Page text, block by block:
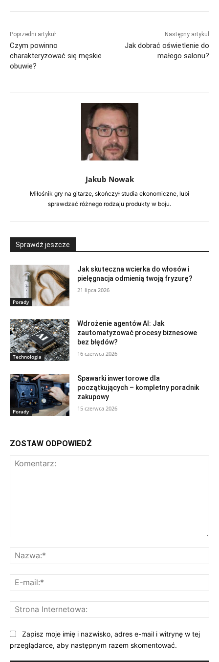
Poprzedni artykuł
Czym powinno
charakteryzować się męskie
obuwie?
Następny artykuł
Jak dobrać oświetlenie do
małego salonu?
Jakub Nowak
Miłośnik gry na gitarze, skończył studia ekonomiczne, lubi
sprawdzać różnego rodzaju produkty w boju.
Sprawdź jeszcze
Porady
Jak skuteczna wcierka do włosów i
pielęgnacja odmienią twoją fryzurę?
21 lipca 2026
Technologia
Wdrożenie agentów AI: Jak
zautomatyzować procesy biznesowe
bez błędów?
16 czerwca 2026
Porady
Spawarki inwertorowe dla
początkujących – kompletny poradnik
zakupowy
15 czerwca 2026
ZOSTAW ODPOWIEDŹ
Zapisz moje imię i nazwisko, adres e-mail i witrynę w tej
przeglądarce, aby następnym razem skomentować.